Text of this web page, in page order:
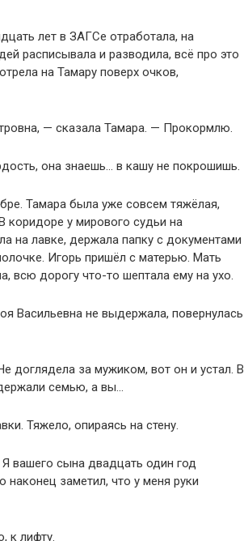
лет в ЗАГСе отработала, на
расписывала и разводила, всё про это
на Тамару поверх очков,
— сказала Тамара. — Прокормлю.
она знаешь… в кашу не покрошишь.
Тамара была уже совсем тяжёлая,
коридоре у мирового судьи на
на лавке, держала папку с документами
Игорь пришёл с матерью. Мать
всю дорогу что-то шептала ему на ухо.
Васильевна не выдержала, повернулась
доглядела за мужиком, вот он и устал. В
семью, а вы…
Тяжело, опираясь на стену.
вашего сына двадцать один год
наконец заметил, что у меня руки
к лифту.